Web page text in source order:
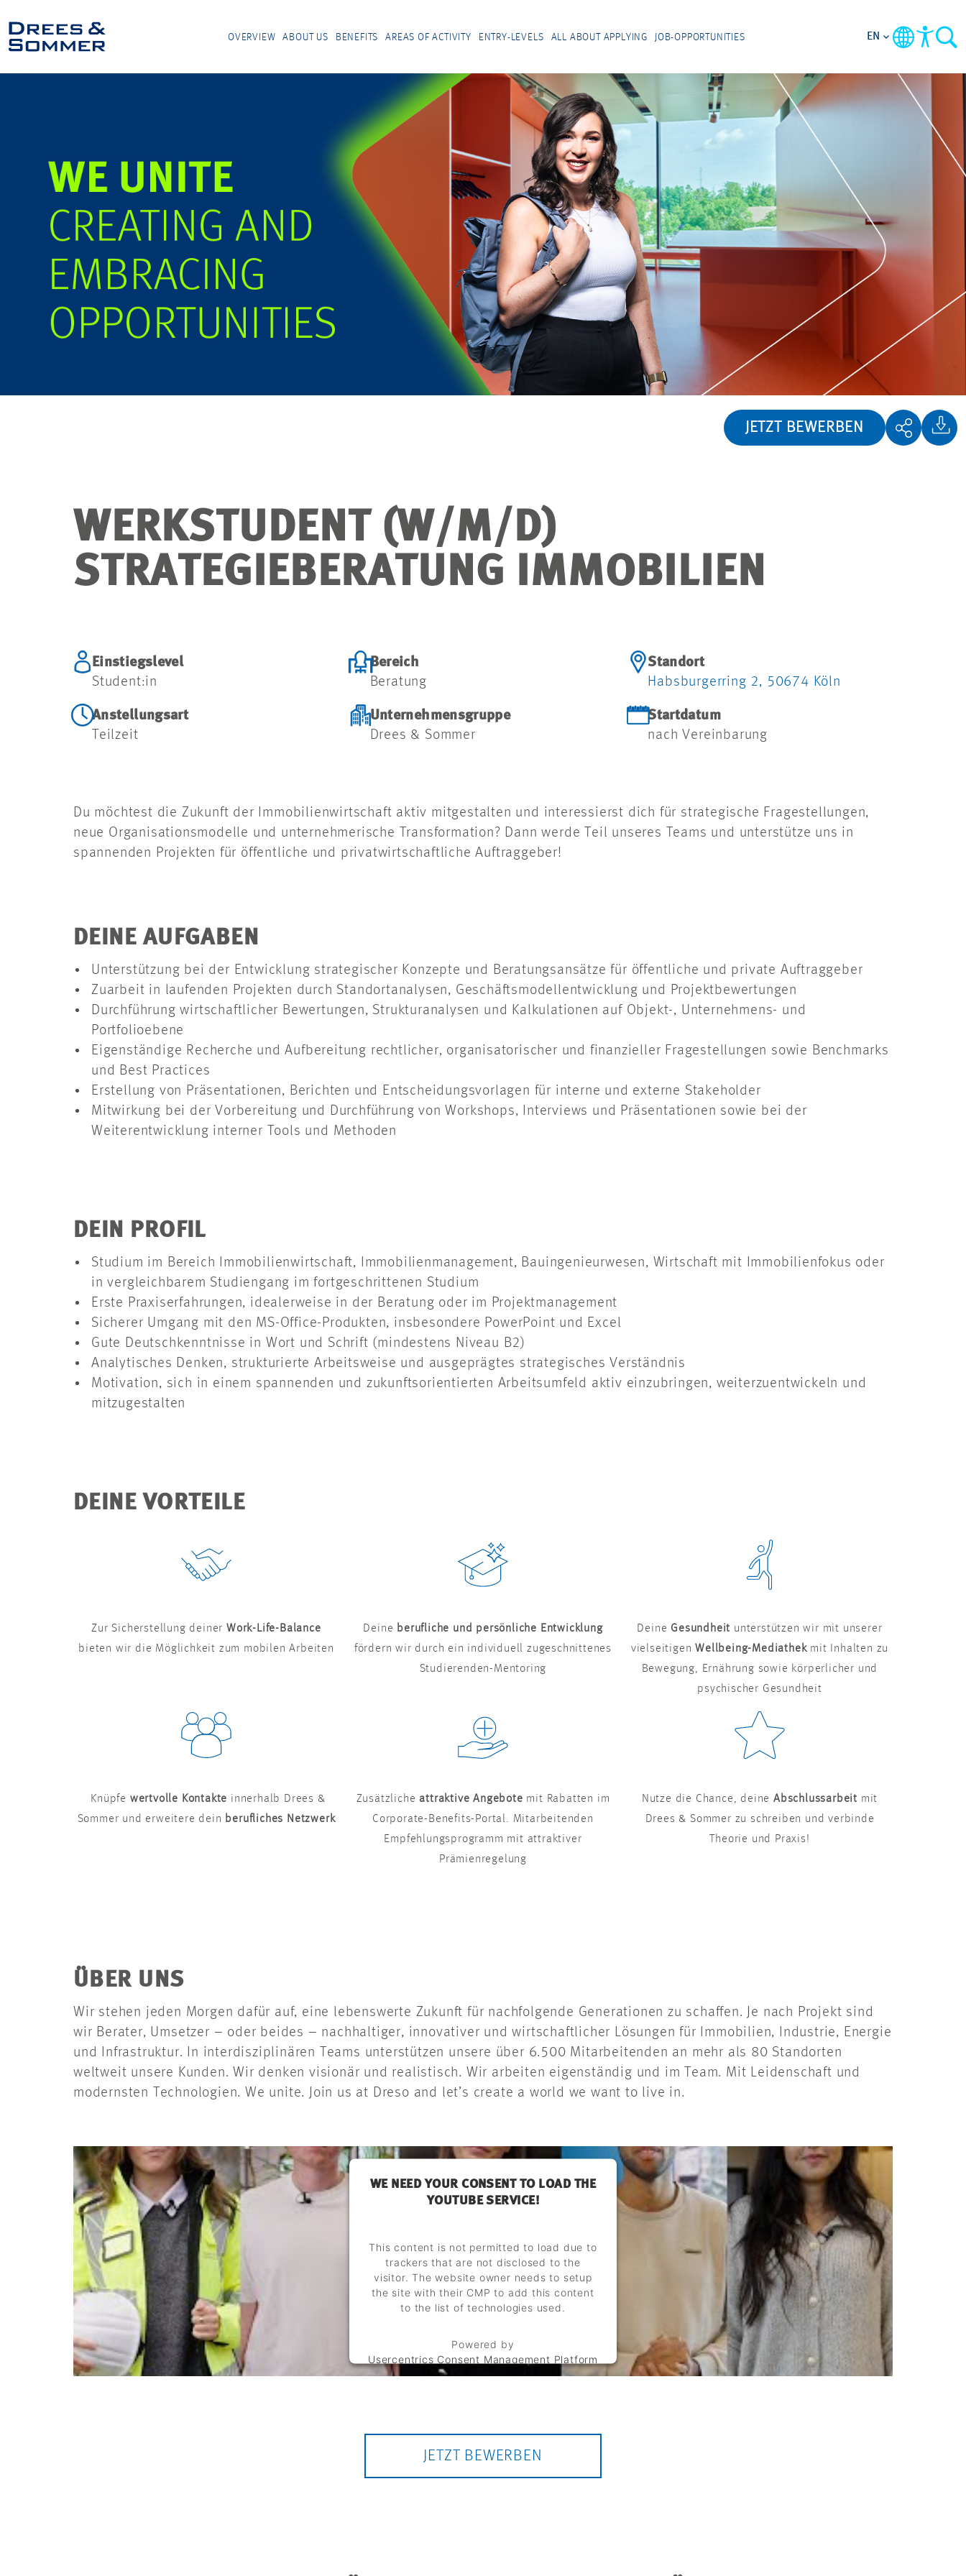
OVERVIEW ABOUT US BENEFITS AREAS OF ACTIVITY ENTRY-LEVELS ALL ABOUT APPLYING JOB-OPPORTUNITIES EN
JETZT BEWERBEN
WERKSTUDENT (W/M/D)
STRATEGIEBERATUNG IMMOBILIEN
Einstiegslevel
Student:in
Bereich
Beratung
Standort
Habsburgerring 2, 50674 Köln
Anstellungsart
Teilzeit
Unternehmensgruppe
Drees & Sommer
Startdatum
nach Vereinbarung
Du möchtest die Zukunft der Immobilienwirtschaft aktiv mitgestalten und interessierst dich für strategische Fragestellungen,
neue Organisationsmodelle und unternehmerische Transformation? Dann werde Teil unseres Teams und unterstütze uns in
spannenden Projekten für öffentliche und privatwirtschaftliche Auftraggeber!
DEINE AUFGABEN
Unterstützung bei der Entwicklung strategischer Konzepte und Beratungsansätze für öffentliche und private Auftraggeber
Zuarbeit in laufenden Projekten durch Standortanalysen, Geschäftsmodellentwicklung und Projektbewertungen
Durchführung wirtschaftlicher Bewertungen, Strukturanalysen und Kalkulationen auf Objekt-, Unternehmens- und
Portfolioebene
Eigenständige Recherche und Aufbereitung rechtlicher, organisatorischer und finanzieller Fragestellungen sowie Benchmarks
und Best Practices
Erstellung von Präsentationen, Berichten und Entscheidungsvorlagen für interne und externe Stakeholder
Mitwirkung bei der Vorbereitung und Durchführung von Workshops, Interviews und Präsentationen sowie bei der
Weiterentwicklung interner Tools und Methoden
DEIN PROFIL
Studium im Bereich Immobilienwirtschaft, Immobilienmanagement, Bauingenieurwesen, Wirtschaft mit Immobilienfokus oder
in vergleichbarem Studiengang im fortgeschrittenen Studium
Erste Praxiserfahrungen, idealerweise in der Beratung oder im Projektmanagement
Sicherer Umgang mit den MS-Office-Produkten, insbesondere PowerPoint und Excel
Gute Deutschkenntnisse in Wort und Schrift (mindestens Niveau B2)
Analytisches Denken, strukturierte Arbeitsweise und ausgeprägtes strategisches Verständnis
Motivation, sich in einem spannenden und zukunftsorientierten Arbeitsumfeld aktiv einzubringen, weiterzuentwickeln und
mitzugestalten
DEINE VORTEILE
Zur Sicherstellung deinerWork-Life-Balance
bieten wir die Möglichkeit zum mobilen Arbeiten
Deine berufliche und persönliche Entwicklung
fördern wir durch ein individuell zugeschnittenes
Studierenden-Mentoring
Deine Gesundheit unterstützen wir mit unserer
vielseitigenWellbeing-Mediathek mit Inhalten zu
Bewegung, Ernährung sowie körperlicher und
psychischer Gesundheit
Knüpfe wertvolle Kontakte innerhalb Drees &
Sommer und erweitere dein berufliches Netzwerk
Zusätzliche attraktive Angebote mit Rabatten im
Corporate-Benefits-Portal. Mitarbeitenden
Empfehlungsprogramm mit attraktiver
Prämienregelung
Nutze die Chance, deine Abschlussarbeit mit
Drees & Sommer zu schreiben und verbinde
Theorie und Praxis!
ÜBER UNS
Wir stehen jeden Morgen dafür auf, eine lebenswerte Zukunft für nachfolgende Generationen zu schaffen. Je nach Projekt sind
wir Berater, Umsetzer – oder beides – nachhaltiger, innovativer und wirtschaftlicher Lösungen für Immobilien, Industrie, Energie
und Infrastruktur. In interdisziplinären Teams unterstützen unsere über 6.500 Mitarbeitenden an mehr als 80 Standorten
weltweit unsere Kunden. Wir denken visionär und realistisch. Wir arbeiten eigenständig und im Team. Mit Leidenschaft und
modernsten Technologien. We unite. Join us at Dreso and let’s create a world we want to live in.
WE NEED YOUR CONSENT TO LOAD THE
YOUTUBE SERVICE!
This content is not permitted to load due to
trackers that are not disclosed to the
visitor. The website owner needs to setup
the site with their CMP to add this content
to the list of technologies used.
Powered by
Usercentrics Consent Management Platform
JETZT BEWERBEN